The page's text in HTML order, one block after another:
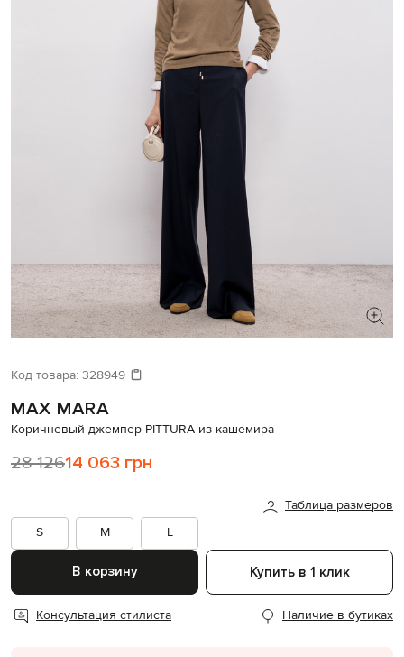
Давайте подберем что-то еще
Похожие товары
Код товара: 328949
MAX MARA
Коричневый джемпер PITTURA из кашемира
28 12614 063 грн
Таблица размеров
S
M L
В корзину Купить в 1 клик
Консультация стилиста Наличие в бутиках